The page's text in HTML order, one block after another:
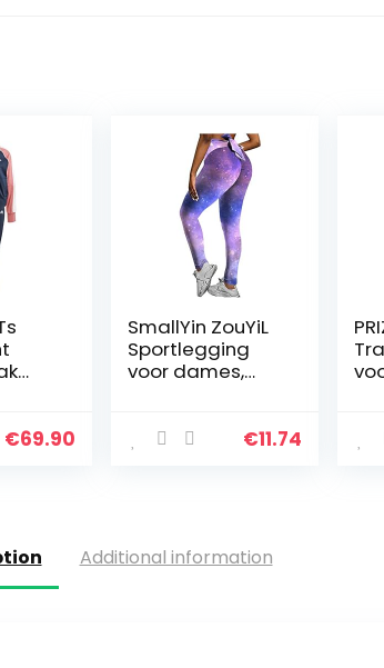
€69.90
SmallYin ZouYiL
Sportlegging
voor dames,
hoge taille,
€11.74
Additional information